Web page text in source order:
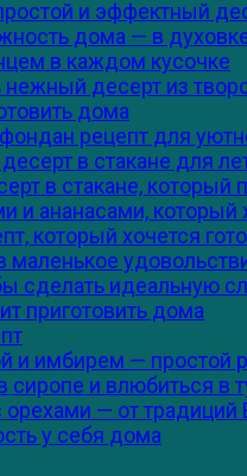
и эффектный
дома — в
в каждом кусочке
десерт из
дома
рецепт для
в стакане для
в стакане, который
ананасами, который
который хочется
сделать идеальную
приготовить дома
и имбирем — простой
сиропе и влюбиться в
— от традиций
у себя дома